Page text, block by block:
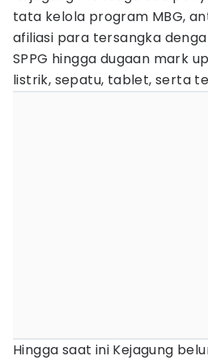
tata kelola program MBG,
afiliasi para tersangka
SPPG hingga dugaan mark
listrik, sepatu, tablet, serta
Hingga saat ini Kejagung